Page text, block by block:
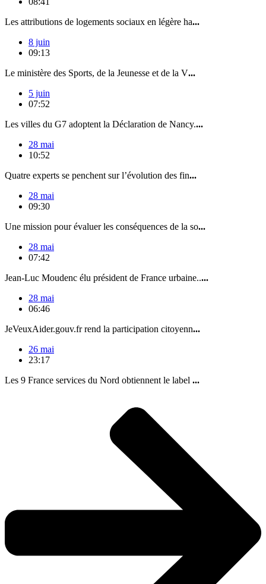
Les attributions de logements sociaux en légère ha...
8 juin
09:13
Le ministère des Sports, de la Jeunesse et de la V...
5 juin
07:52
Les villes du G7 adoptent la Déclaration de Nancy....
28 mai
10:52
Quatre experts se penchent sur l’évolution des fin...
28 mai
09:30
Une mission pour évaluer les conséquences de la so...
28 mai
07:42
Jean-Luc Moudenc élu président de France urbaine.....
28 mai
06:46
JeVeuxAider.gouv.fr rend la participation citoyenn...
26 mai
23:17
Les 9 France services du Nord obtiennent le label ...